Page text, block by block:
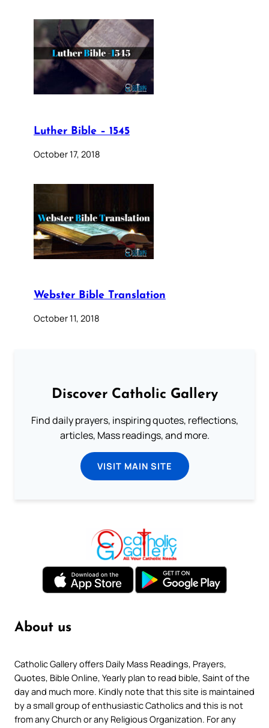
Luther Bible – 1545
October 17, 2018
Webster Bible Translation
October 11, 2018
Discover Catholic Gallery
Find daily prayers, inspiring quotes, reflections,
articles, Mass readings, and more.
VISIT MAIN SITE
About us
Catholic Gallery offers Daily Mass Readings, Prayers,
Quotes, Bible Online, Yearly plan to read bible, Saint of the
day and much more. Kindly note that this site is maintained
by a small group of enthusiastic Catholics and this is not
from any Church or any Religious Organization. For any